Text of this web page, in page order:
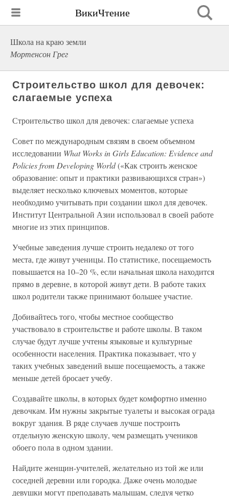
ВикиЧтение
Школа на краю земли
Мортенсон Грег
Строительство школ для девочек:
слагаемые успеха
Строительство школ для девочек: слагаемые успеха
Совет по международным связям в своем объемном
исследовании What Works in Girls Education: Evidence and
Policies from Developing World(«Как строить женское
образование: опыт и практики развивающихся стран»)
выделяет несколько ключевых моментов, которые
необходимо учитывать при создании школ для девочек.
Институт Центральной Азии использовал в своей работе
многие из этих принципов.
Учебные заведения лучше строить недалеко от того
места, где живут ученицы. По статистике, посещаемость
повышается на 10–20 %, если начальная школа находится
прямо в деревне, в которой живут дети. В работе таких
школ родители также принимают большее участие.
Добивайтесь того, чтобы местное сообщество
участвовало в строительстве и работе школы. В таком
случае будут лучше учтены языковые и культурные
особенности населения. Практика показывает, что у
таких учебных заведений выше посещаемость, а также
меньше детей бросает учебу.
Создавайте школы, в которых будет комфортно именно
девочкам. Им нужны закрытые туалеты и высокая ограда
вокруг здания. В ряде случаев лучше построить
отдельную женскую школу, чем размещать учеников
обоего пола в одном здании.
Найдите женщин-учителей, желательно из той же или
соседней деревни или городка. Даже очень молодые
девушки могут преподавать малышам, следуя четко